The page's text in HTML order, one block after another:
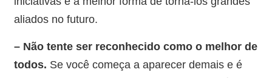
aliados no futuro.
– Não tente ser reconhecido como o melhor de
todos. Se você começa a aparecer demais e é